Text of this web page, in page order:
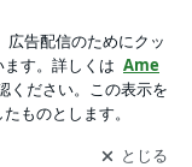
を受け取りまし
開く